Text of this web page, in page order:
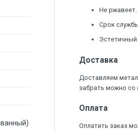
Не ржавеет.
Срок
Эстетичный
Доставка
Доставляем
забрать можно со
Оплата
Оплатить заказ